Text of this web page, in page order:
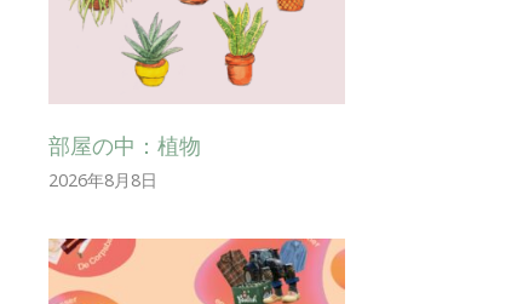
部屋の中：植物
2026年8月8日